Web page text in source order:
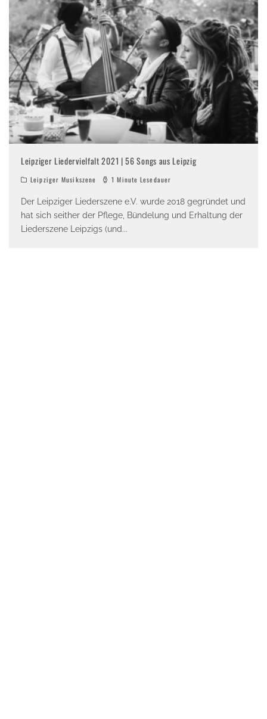
Leipziger Liedervielfalt 2021 | 56 Songs aus Leipzig
Leipziger Musikszene 1 Minute Lesedauer
Der Leipziger Liederszene e.V. wurde 2018 gegründet und
hat sich seither der Pflege, Bündelung und Erhaltung der
Liederszene Leipzigs (und...